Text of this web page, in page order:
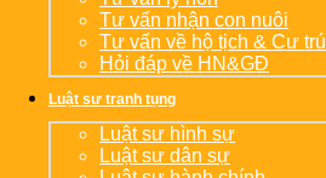
Tư vấn nhận con nuôi
Tư vấn về hộ tịch & Cư trú
Hỏi đáp về HN&GĐ
Luật sư tranh tụng
Luật sư hình sự
Luật sư dân sự